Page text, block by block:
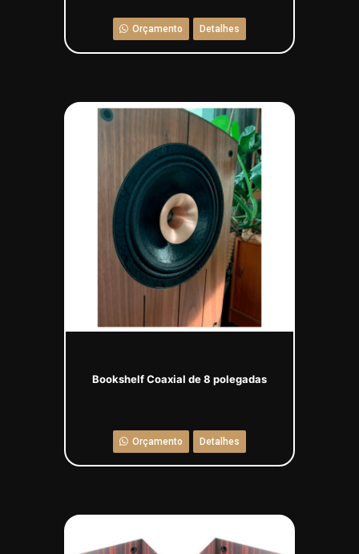
Orçamento Detalhes
Bookshelf Coaxial de 8 polegadas
Orçamento Detalhes